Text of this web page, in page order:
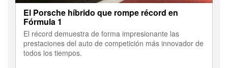
El Porsche híbrido que rompe récord en
Fórmula 1
El récord demuestra de forma impresionante las
prestaciones del auto de competición más innovador de
todos los tiempos.